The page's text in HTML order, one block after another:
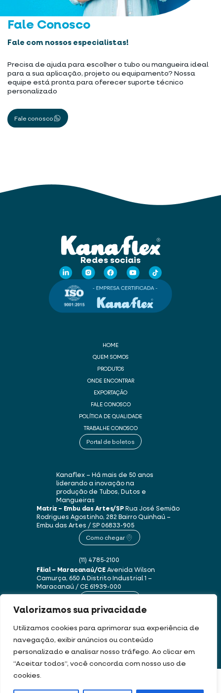
Valorizamos sua privacidade
Utilizamos cookies para aprimorar sua experiência de
navegação, exibir anúncios ou conteúdo
personalizado e analisar nosso tráfego. Ao clicar em
“Aceitar todos”, você concorda com nosso uso de
cookies.
Fale Conosco
Fale com nossos especialistas!
Precisa de ajuda para escolher o tubo ou mangueira ideal
para a sua aplicação, projeto ou equipamento? Nossa
equipe está pronta para oferecer suporte técnico
personalizado
Fale conosco
Redes sociais
HOME
QUEM SOMOS
PRODUTOS
ONDE ENCONTRAR
EXPORTAÇÃO
FALE CONOSCO
POLÍTICA DE QUALIDADE
TRABALHE CONOSCO
Portal de boletos
Kanaflex – Há mais de 50 anos
liderando a inovação na
produção de Tubos, Dutos e
Mangueiras
Matriz – Embu das Artes/SPRua José Semião
Rodrigues Agostinho, 282 Bairro Quinhaú –
Embu das Artes / SP06833-905
Como chegar
(11) 4785-2100
Filial – Maracanaú/CEAvenida Wilson
Camurça, 650 ADistrito Industrial 1 –
Maracanaú / CE61939-000
Este site usa cookies e dados pessoais de acordo com os nossosTermos de Uso e